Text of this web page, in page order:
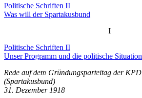
Politische Schriften II
Was will der Spartakusbund
I
Politische Schriften II
Unser Programm und die politische Situation
Rede auf dem Gründungsparteitag der KPD
(Spartakusbund)
31. Dezember 1918